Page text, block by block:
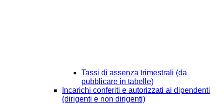
Tassi di assenza trimestrali (da
pubblicare in tabelle)
Incarichi conferiti e autorizzati ai dipendenti
(dirigenti e non dirigenti)